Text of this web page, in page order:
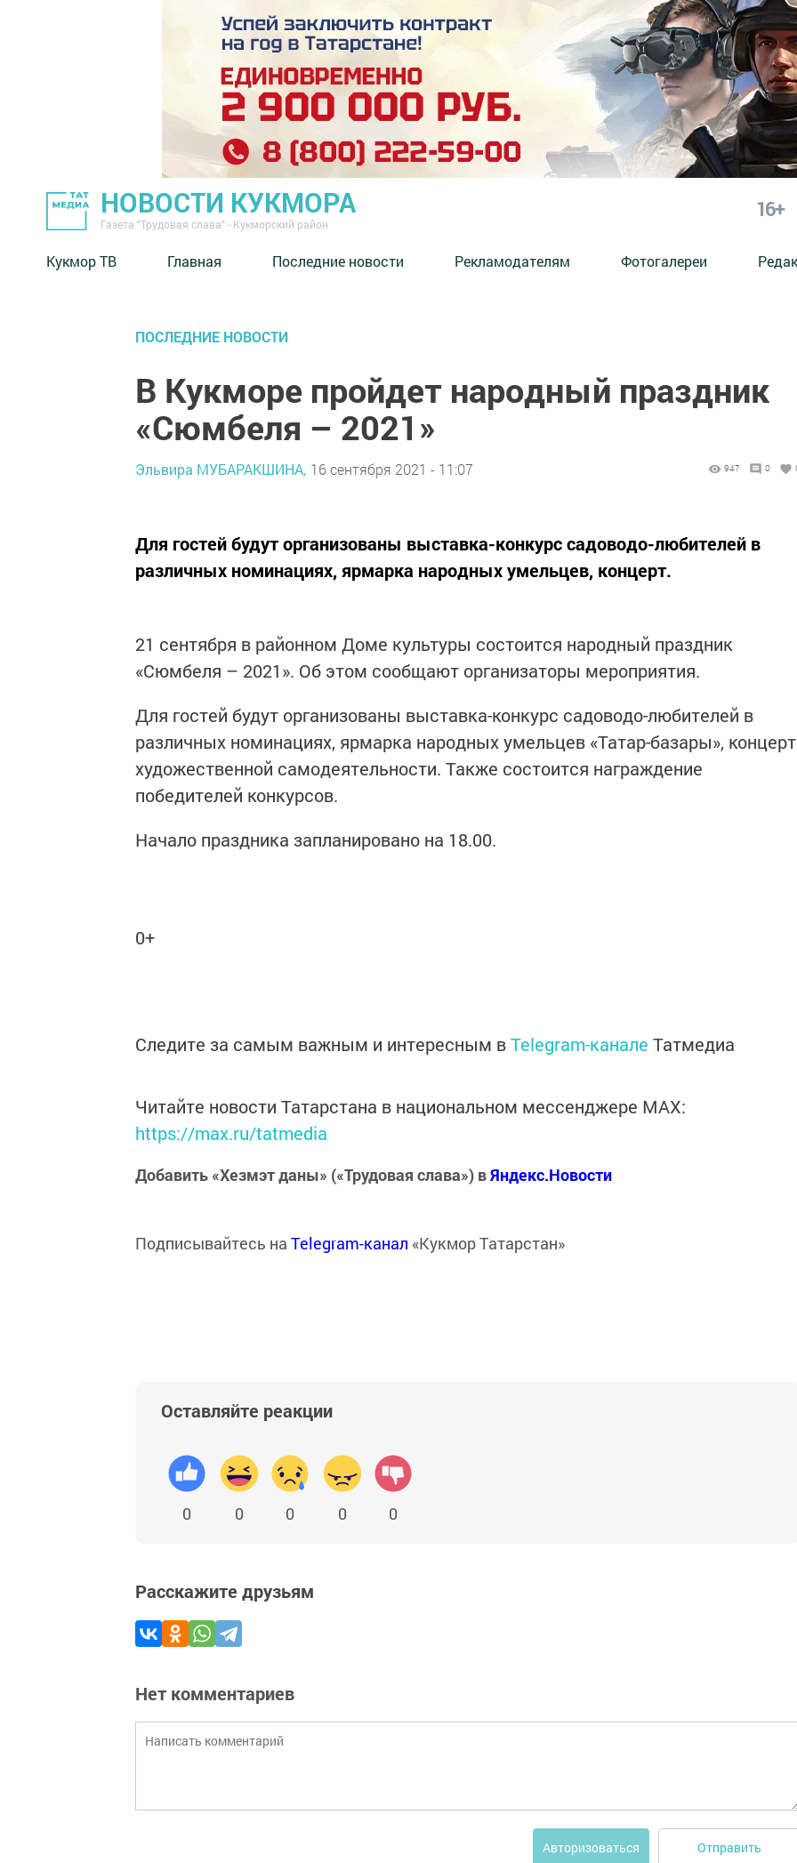
НОВОСТИ КУКМОРА
Газета "Трудовая слава" - Кукморский район
16+
Кукмор ТВ Главная Последние новости Рекламодателям Фотогалереи
ПОСЛЕДНИЕ НОВОСТИ
В Кукморе пройдет народный праздник
«Сюмбеля – 2021»
Эльвира МУБАРАКШИНА, 16 сентября 2021 - 11:07 947 0
Для гостей будут организованы выставка-конкурс садоводо-любителей в
различных номинациях, ярмарка народных умельцев, концерт.
21 сентября в районном Доме культуры состоится народный праздник
«Сюмбеля – 2021». Об этом сообщают организаторы мероприятия.
Для гостей будут организованы выставка-конкурс садоводо-любителей в
различных номинациях, ярмарка народных умельцев «Татар-базары», концерт
художественной самодеятельности. Также состоится награждение
победителей конкурсов.
Начало праздника запланировано на 18.00.
0+
Следите за самым важным и интересным вTelegram-канале Татмедиа
Читайте новости Татарстана в национальном мессенджере MАХ:
https://max.ru/tatmedia
Добавить «Хезмэт даны» («Трудовая слава») вЯндекс.Новости
Подписывайтесь на Telegram-канал «Кукмор Татарстан»
Оставляйте реакции
0 0 0 0 0
Расскажите друзьям
Нет комментариев
Авторизоваться Отправить